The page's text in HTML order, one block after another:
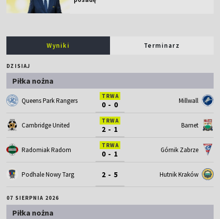
Wyniki Terminarz
DZISIAJ
Piłka nożna
Queens Park Rangers
TRWA
0 - 0 Millwall
Cambridge United
TRWA
2 - 1 Barnet
Radomiak Radom
TRWA
0 - 1 Górnik Zabrze
Podhale Nowy Targ 2 - 5 Hutnik Kraków
07 SIERPNIA 2026
Piłka nożna